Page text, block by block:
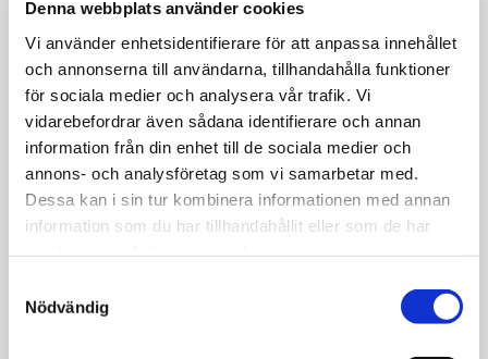
Denna webbplats använder cookies
Vi använder enhetsidentifierare för att anpassa innehållet
och annonserna till användarna, tillhandahålla funktioner
för sociala medier och analysera vår trafik. Vi
vidarebefordrar även sådana identifierare och annan
information från din enhet till de sociala medier och
annons- och analysföretag som vi samarbetar med.
Dessa kan i sin tur kombinera informationen med annan
information som du har tillhandahållit eller som de har
Nödvändig
Vanliga frågor och svar om luft/luft-
värmepumpar
Varje dag hör människor av sig till Thermia Konsumentkontakt
med olika frågor. Många frågor om luft/luft-värmepumpar
återkommer och vi har sammanställt de allra vanligaste
frågorna. Kanske finns svaret på din fråga här?
FRÅGOR OCH SVAR: LUFT/LUFT-VÄRMEPUMPAR